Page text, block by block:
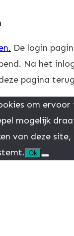
De login
Na het
pagina
om
mogelijk
van deze
Ok